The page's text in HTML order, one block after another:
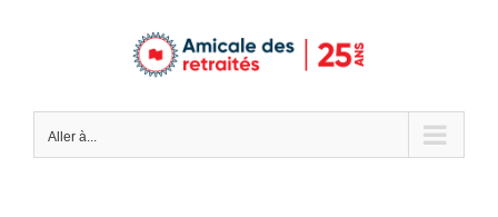
Aller à...